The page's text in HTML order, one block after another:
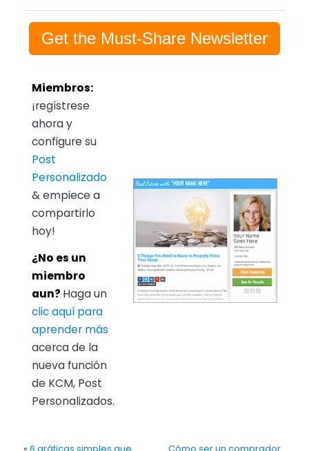
Get the Must-Share Newsletter
Miembros:
¡regístrese
ahora y
configure su
Post
Personalizado
& empiece a
compartirlo
hoy!
¿No es un
miembro
aun? Haga un
clic aquí para
aprender más
acerca de la
nueva función
de KCM, Post
Personalizados.